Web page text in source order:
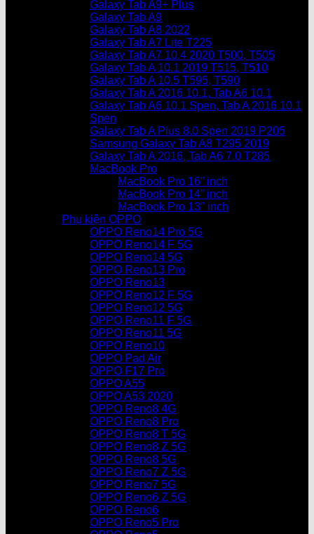
Galaxy Tab A9+ Plus
Galaxy Tab A9
Galaxy Tab A8 2022
Galaxy Tab A7 Lite T225
Galaxy Tab A7 10.4 2020 T500, T505
Galaxy Tab A 10.1 2019 T515, T510
Galaxy Tab A 10.5 T595, T590
Galaxy Tab A 2016 10.1, Tab A6 10.1
Galaxy Tab A6 10.1 Spen, Tab A 2016 10.1
Spen
Galaxy Tab A Plus 8.0 Spen 2019 P205
Samsung Galaxy Tab A8 T295 2019
Galaxy Tab A 2016, Tab A6 7.0 T285
MacBook Pro
MacBook Pro 16” inch
MacBook Pro 14” inch
MacBook Pro 13″ inch
Phụ kiện OPPO
OPPO Reno14 Pro 5G
OPPO Reno14 F 5G
OPPO Reno14 5G
OPPO Reno13 Pro
OPPO Reno13
OPPO Reno12 F 5G
OPPO Reno12 5G
OPPO Reno11 F 5G
OPPO Reno11 5G
OPPO Reno10
OPPO Pad Air
OPPO F17 Pro
OPPO A55
OPPO A53 2020
OPPO Reno8 4G
OPPO Reno8 Pro
OPPO Reno8 T 5G
OPPO Reno8 Z 5G
OPPO Reno8 5G
OPPO Reno7 Z 5G
OPPO Reno7 5G
OPPO Reno6 Z 5G
OPPO Reno6
OPPO Reno5 Pro